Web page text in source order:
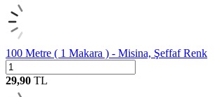
100 Metre ( 1 Makara ) - Misina, Şeffaf Renk
29,90 TL